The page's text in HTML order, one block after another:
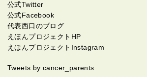
公式Twitter
公式Facebook
代表西口のブログ
えほんプロジェクトHP
えほんプロジェクトInstagram
Tweets by cancer_parents